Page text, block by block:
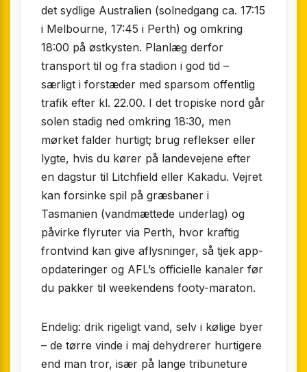
det sydlige Australien (solnedgang ca. 17:15
i Melbourne, 17:45 i Perth) og omkring
18:00 på østkysten. Planlæg derfor
transport til og fra stadion i god tid –
særligt i forstæder med sparsom offentlig
trafik efter kl. 22.00. I det tropiske nord går
solen stadig ned omkring 18:30, men
mørket falder hurtigt; brug reflekser eller
lygte, hvis du kører på landevejene efter
en dagstur til Litchfield eller Kakadu. Vejret
kan forsinke spil på græsbaner i
Tasmanien (vandmættede underlag) og
påvirke flyruter via Perth, hvor kraftig
frontvind kan give aflysninger, så tjek app-
opdateringer og AFL’s officielle kanaler før
du pakker til weekendens footy-maraton.
Endelig: drik rigeligt vand, selv i kølige byer
– de tørre vinde i maj dehydrerer hurtigere
end man tror, især på lange tribuneture